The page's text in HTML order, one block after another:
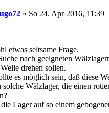
» So 24. Apr 2016, 11:39
etwas seltsame Frage.
nach geeigneten
drehen sollen.
es möglich sein, daß diese
solche Wälzlager, die einen
Lager auf so einem